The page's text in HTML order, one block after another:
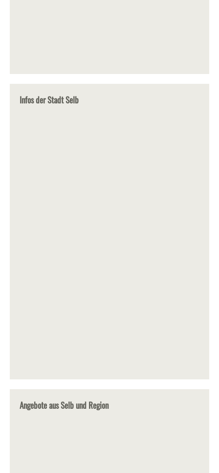
Infos der Stadt Selb
Angebote aus Selb und Region